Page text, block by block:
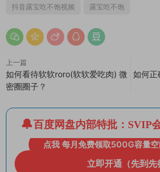
抖音露宝吃不饱视频 露宝吃不饱
上一篇
如何看待软软roro(软软爱吃肉) 微
密圈圈子？
如何正
百度网盘内部特批：SVIP
点我 每月免费领取500G容量
立即开通（先到先